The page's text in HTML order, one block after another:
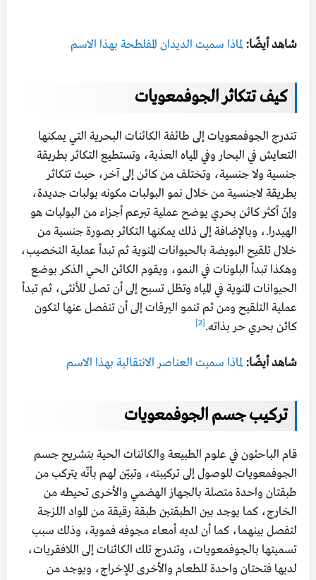
شاهد أيضًا:لماذا سميت الديدان المفلطحة بهذا الاسم
كيف تتكاثر الجوفمعويات
تندرج الجوفمعويات إلى طائفة الكائنات البحرية التي يمكنها
التعايش في البحار وفي المياه العذبة، وتستطيع التكاثر بطريقة
جنسية ولا جنسية، وتختلف من كائن إلى آخر، حيث تتكاثر
بطريقة لاجنسية من خلال نمو البولبات مكونه بولبات جديدة،
وإنّ أكثر كائن بحري يوضح عملية تبرعم أجزاء من البولبات هو
الهيدرا.، وبالإضافة إلى ذلك يمكنها التكاثر بصورة جنسية من
خلال تلقيح البويضة بالحيوانات المنوية ثم تبدأ عملية التخصيب،
وهكذا تبدأ البلونات في النمو، ويقوم الكائن الحي الذكر بوضع
الحيوانات المنوية في المياه وتظل تسبح إلى أن تصل للأنثى، ثم تبدأ
عملية التلقيح ومن ثم تنمو اليرقات إلى أن تنفصل عنها لتكون
كائن بحري حر بذاته.[2]
شاهد أيضًا:لماذا سميت العناصر الانتقالية بهذا الاسم
تركيب جسم الجوفمعويات
قام الباحثون في علوم الطبيعة والكائنات الحية بتشريح جسم
الجوفمعويات للوصول إلى تركيبته، وتبيّن لهم بأنّه يتركب من
طبقتان واحدة متصلة بالجهاز الهضمي والأخرى تحيطه من
الخارج، كما يوجد بين الطبقتين طبقة رقيقة من المواد اللزجة
لتفصل بينهما، كما أن لديه أمعاء مجوفه فموية، وذلك سبب
تسميتها بالجوفمعويات، وتندرج تلك الكائنات إلى اللافقريات،
لديها فتحتان واحدة للطعام والأخرى للإخراج، ويوجد من